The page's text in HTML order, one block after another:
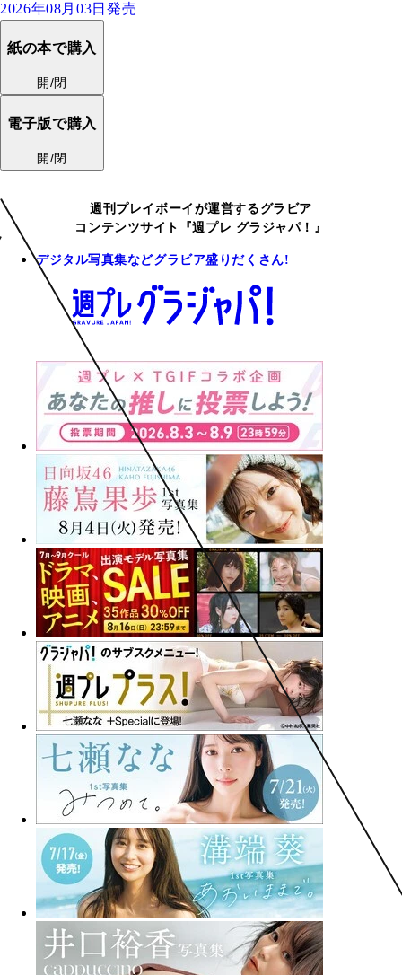
2026年08月03日発売
紙の本で購入
開/閉
電子版で購入
開/閉
週刊プレイボーイが運営するグラビア
コンテンツサイト『週プレ グラジャパ！』
デジタル写真集などグラビア盛りだくさん!